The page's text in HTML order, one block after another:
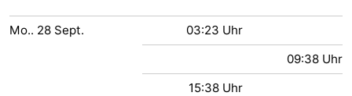
Mo.. 28 Sept.
03:23 Uhr
09:38 Uhr
15:38 Uhr